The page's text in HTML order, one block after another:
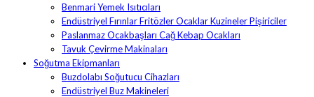
Benmari Yemek Isıtıcıları
Endüstriyel Fırınlar Fritözler Ocaklar Kuzineler Pişiriciler
Paslanmaz Ocakbaşları Cağ Kebap Ocakları
Tavuk Çevirme Makinaları
Soğutma Ekipmanları
Buzdolabı Soğutucu Cihazları
Endüstriyel Buz Makineleri